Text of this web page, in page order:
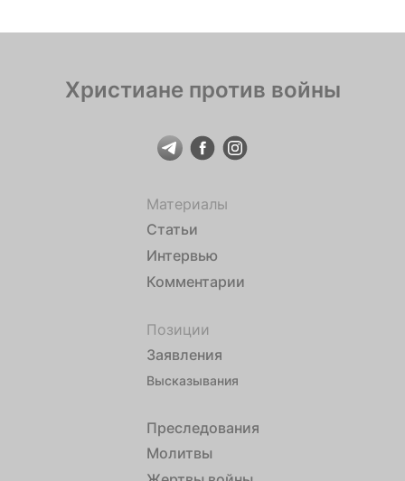
Христиане против войны
Материалы
Статьи
Интервью
Комментарии
Позиции
Заявления
Высказывания
Преследования
Молитвы